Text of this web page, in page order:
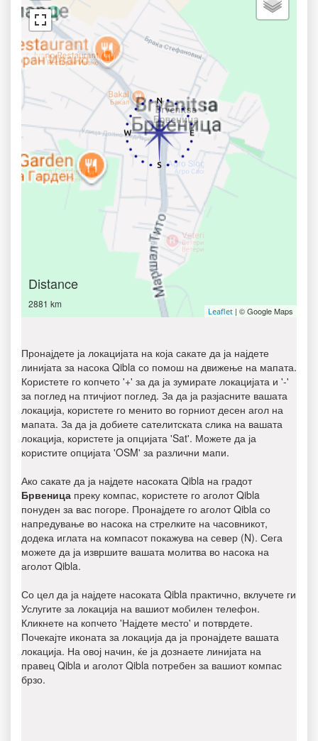
Distance
2881 km
Leaflet | © Google Maps
Пронајдете ја локацијата на која сакате да ја најдете
линијата за насока Qibla со помош на движење на мапата.
Користете го копчето '+' за да ја зумирате локацијата и '-'
за поглед на птичјиот поглед. За да ја разјасните вашата
локација, користете го менито во горниот десен агол на
мапата. За да ја добиете сателитската слика на вашата
локација, користете ја опцијата 'Sat'. Можете да ја
користите опцијата 'OSM' за различни мапи.
Ако сакате да ја најдете насоката Qibla на градот
Брвеница преку компас, користете го аголот Qibla
понуден за вас погоре. Пронајдете го аголот Qibla со
напредување во насока на стрелките на часовникот,
додека иглата на компасот покажува на север (N). Сега
можете да ја извршите вашата молитва во насока на
аголот Qibla.
Со цел да ја најдете насоката Qibla практично, вклучете ги
Услугите за локација на вашиот мобилен телефон.
Кликнете на копчето 'Најдете место' и потврдете.
Почекајте иконата за локација да ја пронајдете вашата
локација. На овој начин, ќе ја дознаете линијата на
правец Qibla и аголот Qibla потребен за вашиот компас
брзо.